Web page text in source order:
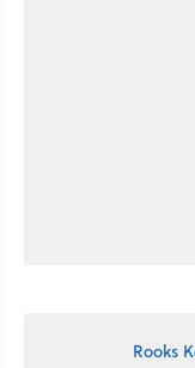
Rooks